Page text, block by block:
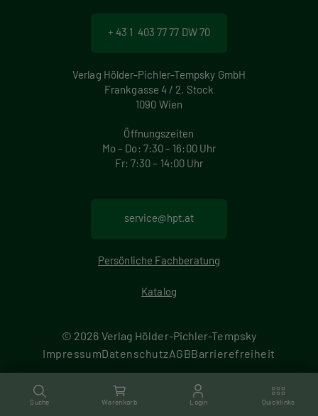
+ 43 1 403 77 77 DW 70
Verlag Hölder-Pichler-Tempsky GmbH
Frankgasse 4 / 2. Stock
1090 Wien
Öffnungszeiten
Mo – Do: 7:30 – 16:00 Uhr
Fr: 7:30 – 14:00 Uhr
service@hpt.at
Persönliche Fachberatung
Katalog
© 2026 Verlag Hölder-Pichler-Tempsky
F
u
ImpressumDatenschutzAGBBarrierefreiheit
Suche Warenkorb Login Quicklinks